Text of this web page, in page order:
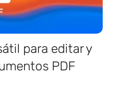
para editar y
PDF